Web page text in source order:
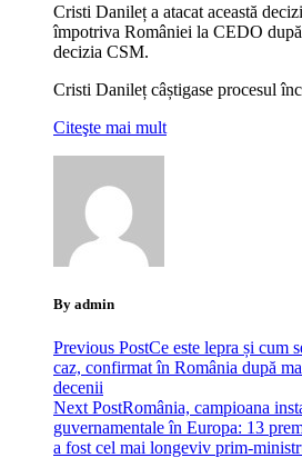
Cristi Danileț a atacat această
împotriva României la CEDO
decizia CSM.
Cristi Danileț câștigase procesul
Citeşte mai mult
By admin
Previous PostCe este lepra și cum
caz, confirmat în România după
decenii
Next PostRomânia, campioana
guvernamentale în Europa: 13
a fost cel mai longeviv prim-